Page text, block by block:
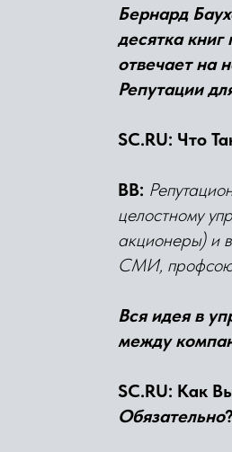
Бернард
десятка
отвечает на
Репутации
SC.RU: Что
BB:
целостному
акционеры) и
СМИ,
Вся идея в
между
SC.RU: Как
Обязательно